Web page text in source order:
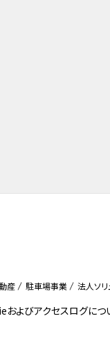
産 駐車場事業 法人ソリ
およびアクセスログにつ